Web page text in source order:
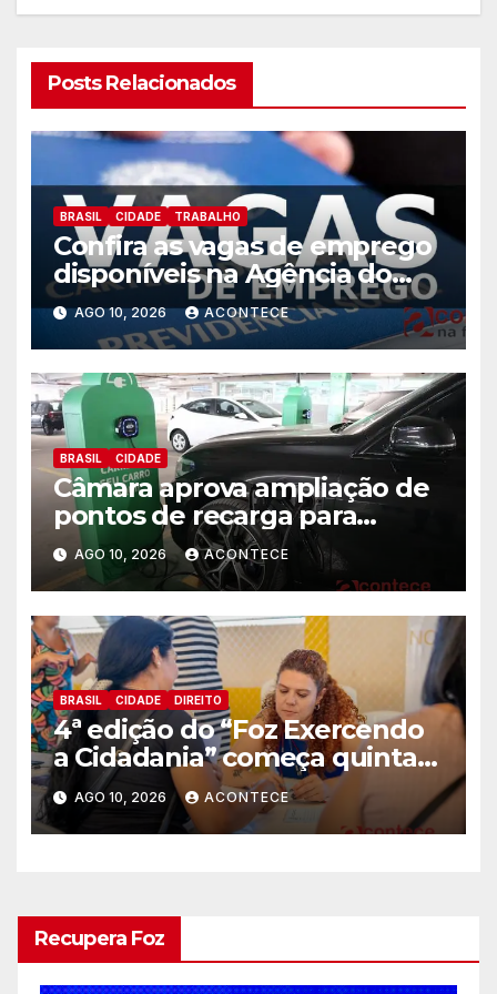
Posts Relacionados
BRASIL CIDADE TRABALHO
Confira as vagas de emprego
disponíveis na Agência do
Trabalhador
AGO 10, 2026 ACONTECE
BRASIL CIDADE
Câmara aprova ampliação de
pontos de recarga para
veículos elétricos em hotéis,
supermercados e centros
comerciais
AGO 10, 2026 ACONTECE
BRASIL CIDADE DIREITO
4ª edição do “Foz Exercendo
a Cidadania” começa quinta-
feira (13) com oferta de
serviços essenciais e gratuitos
AGO 10, 2026 ACONTECE
Recupera Foz